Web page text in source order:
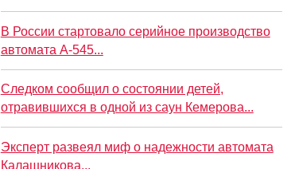
В России стартовало серийное производство
автомата А-545...
Следком сообщил о состоянии детей,
отравившихся в одной из саун Кемерова...
Эксперт развеял миф о надежности автомата
Калашникова...